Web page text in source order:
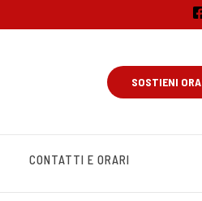
SOSTIENI ORA
CONTATTI E ORARI